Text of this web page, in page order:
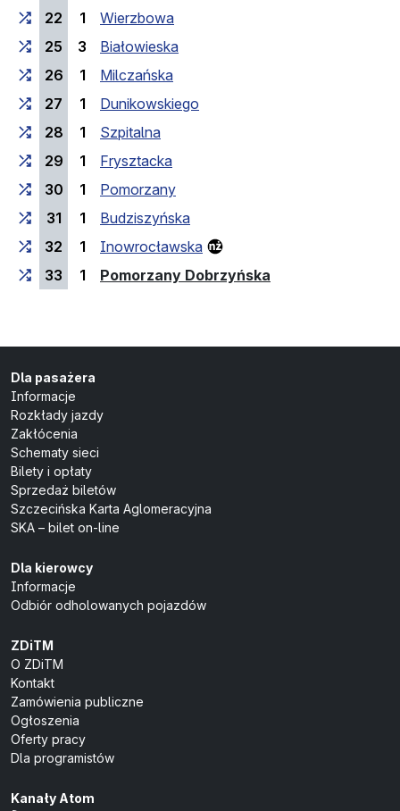
22
1
Wierzbowa
25
3
Białowieska
26
1
Milczańska
27
1
Dunikowskiego
28
1
Szpitalna
29
1
Frysztacka
30
1
Pomorzany
31
1
Budziszyńska
32
1
Inowrocławska
33
1 Pomorzany Dobrzyńska
Dla pasażera
Informacje
Rozkłady jazdy
Zakłócenia
Schematy sieci
Bilety i opłaty
Sprzedaż biletów
Szczecińska Karta Aglomeracyjna
SKA – bilet on-line
Dla kierowcy
Informacje
Odbiór odholowanych pojazdów
ZDiTM
O ZDiTM
Kontakt
Zamówienia publiczne
Ogłoszenia
Oferty pracy
Dla programistów
Kanały Atom